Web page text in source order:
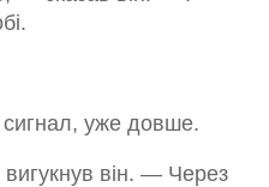
сигнал, уже довше.
він. — Через